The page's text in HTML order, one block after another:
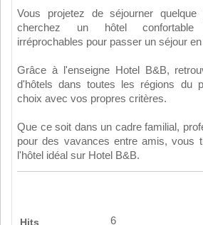
Vous projetez de séjourner
cherchez un hôtel confortable
irréprochables pour passer un séjour
Grâce à l'enseigne Hotel B&B,
d'hôtels dans toutes les régions du
choix avec vos propres critères.
Que ce soit dans un cadre familial,
pour des vavances entre amis, vous
l'hôtel idéal sur Hotel B&B.
Hits
6